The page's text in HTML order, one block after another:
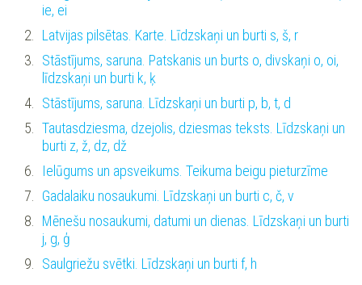
ie, ei
Latvijas pilsētas. Karte. Līdzskaņi un burti s, š, r
Stāstījums, saruna. Patskanis un burts o, divskaņi o, oi,
līdzskaņi un burti k, ķ
Stāstījums, saruna. Līdzskaņi un burti p, b, t, d
Tautasdziesma, dzejolis, dziesmas teksts. Līdzskaņi un
burti z, ž, dz, dž
Ielūgums un apsveikums. Teikuma beigu pieturzīme
Gadalaiku nosaukumi. Līdzskaņi un burti c, č, v
Mēnešu nosaukumi, datumi un dienas. Līdzskaņi un burti
j, g, ģ
Saulgriežu svētki. Līdzskaņi un burti f, h